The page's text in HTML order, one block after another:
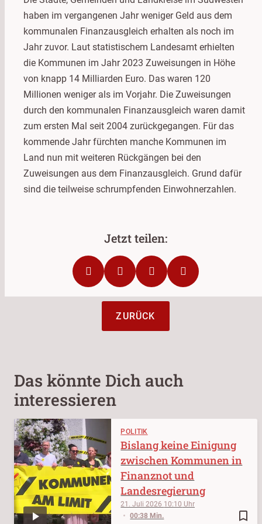
haben im vergangenen Jahr weniger Geld aus dem
kommunalen Finanzausgleich erhalten als noch im
Jahr zuvor. Laut statistischem Landesamt erhielten
die Kommunen im Jahr 2023 Zuweisungen in Höhe
von knapp 14 Milliarden Euro. Das waren 120
Millionen weniger als im Vorjahr. Die Zuweisungen
durch den kommunalen Finanzausgleich waren damit
zum ersten Mal seit 2004 zurückgegangen. Für das
kommende Jahr fürchten manche Kommunen im
Land nun mit weiteren Rückgängen bei den
Zuweisungen aus dem Finanzausgleich. Grund dafür
sind die teilweise schrumpfenden Einwohnerzahlen.
ZURÜCK
Das könnte Dich auch
interessieren
POLITIK
bookmark_border
21. Juli 2026 10:10
00:38 Min.
Bislang keine Einigung
zwischen Kommunen in
Finanznot und
Landesregierung